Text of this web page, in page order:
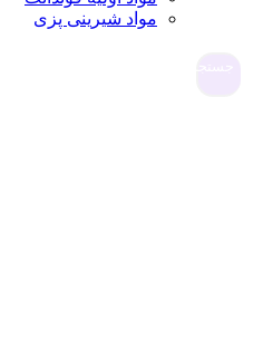
مواد شیرینی پزی